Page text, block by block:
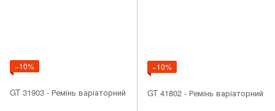
−10%
GT 31903 - Ремінь варіаторний
−10%
GT 41802 - Ремінь варіаторний